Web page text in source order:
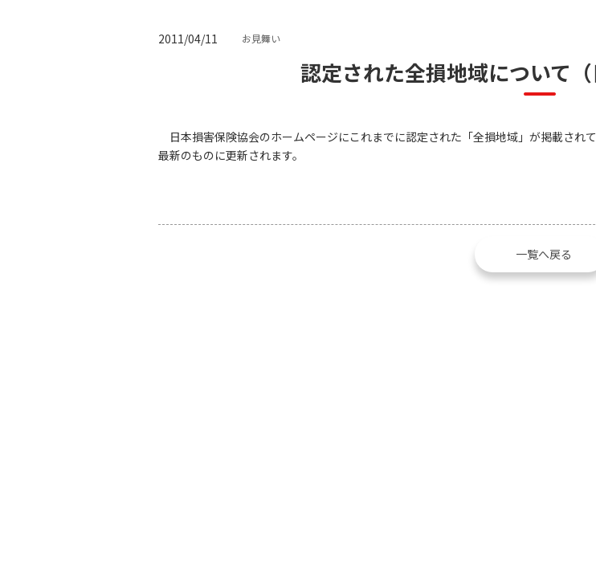
2011/04/11 お見舞い
認定された全損地域について（
日本損害保険協会のホームページにこれまでに認定された「全損地域」が掲載され
最新のものに更新されます。
一覧へ戻る